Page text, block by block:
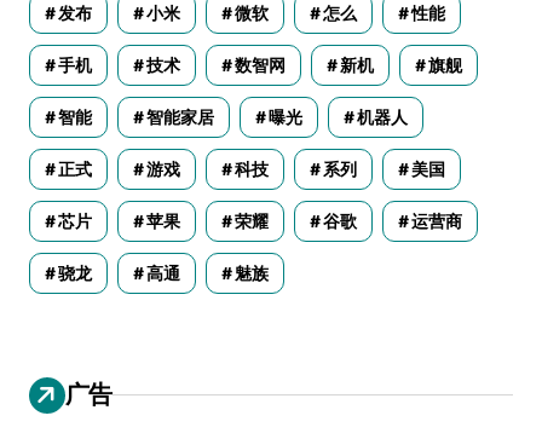
发布 小米 微软 怎么 性能
手机 技术 数智网 新机 旗舰
智能 智能家居 曝光 机器人
正式 游戏 科技 系列 美国
芯片 苹果 荣耀 谷歌 运营商
骁龙 高通 魅族
广告